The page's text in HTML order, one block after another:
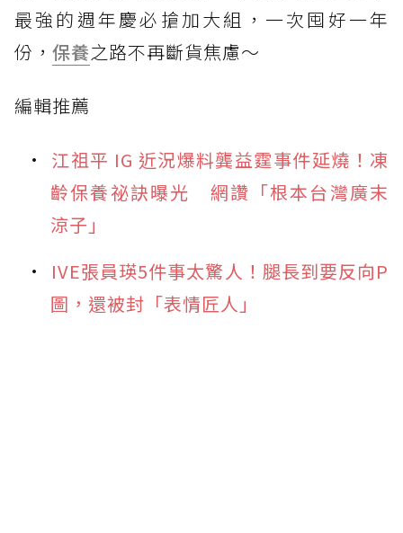
最強的週年慶必搶加大組，一次囤好一年
份， 保養之路不再斷貨焦慮～
編輯推薦
江祖平 IG 近況爆料龔益霆事件延燒！凍
齡保養祕訣曝光 網讚「根本台灣廣末
涼子」
IVE張員瑛5件事太驚人！腿長到要反向P
圖，還被封「表情匠人」